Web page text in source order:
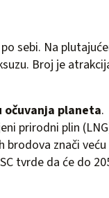
sebi. Na
Broj je
planeta.
prirodni plin
brodova znači veću
tvrde da će do